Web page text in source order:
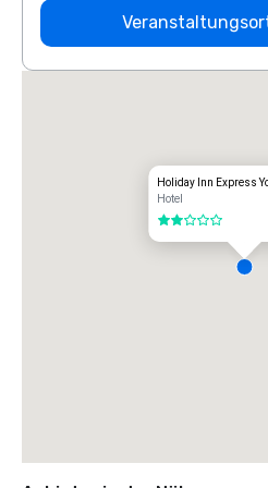
Holiday Inn Express
Hotel
2 von 5